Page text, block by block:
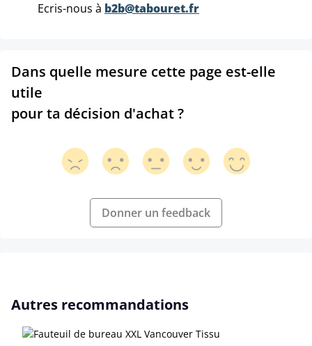
Ecris-nous à b2b@tabouret.fr
Dans quelle mesure cette page est-elle
utile
pour ta décision d'achat ?
Donner un feedback
Ignorer la galerie de produits
Autres recommandations